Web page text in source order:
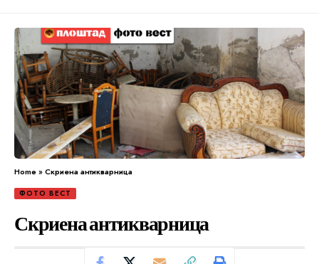
Home»Скриена антикварница
ФОТО ВЕСТ
Скриена антикварница